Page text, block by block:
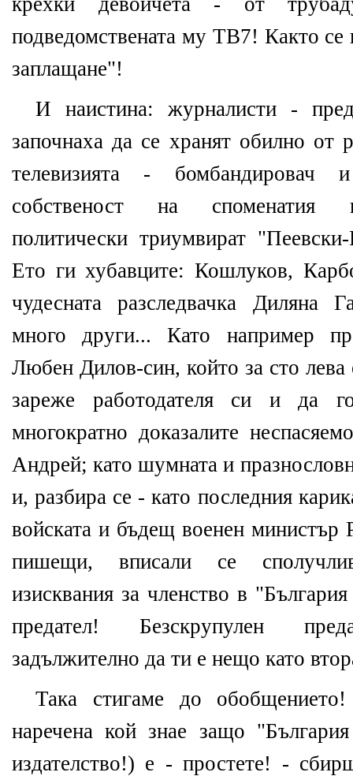
подведомствената му ТВ7! Както се
заплащане"!
И наистина: журналисти -
започнаха да се хранят обилно от
телевизията - бомбандировач и
собственост на споменатия
политически триумвират
Ето ги хубавците: Кошлуков,
чудесната разследвачка Диляна
много други... Като например
Любен Дилов-син, който за сто лева
зареже работодателя си и да
многократно доказалите
Андрей; като шумната и
и, разбира се - като последния
войската и бъдещ военен
пишещи, вписали се
изисквания за членство в
предател! Безскрупулен
задължително да ти е нещо като
Така стигаме до
наречена кой знае защо
издателство!) е - простете! -